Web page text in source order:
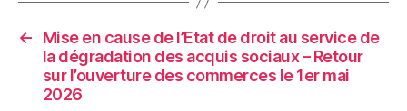
←
Mise en cause de l’Etat de droit au service de
la dégradation des acquis sociaux – Retour
sur l’ouverture des commerces le 1er mai
2026